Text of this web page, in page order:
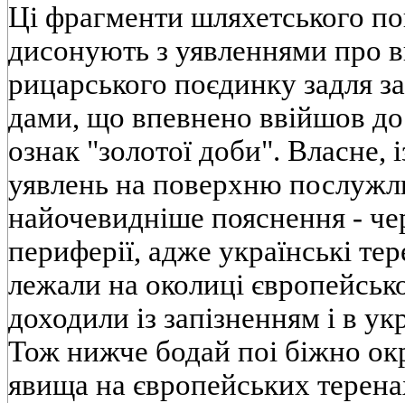
Ці фрагменти шляхетського
дисонують з уявленнями про
рицарського поєдинку задля
дами, що впевнено ввійшов до
ознак "золотої доби". Власне,
уявлень на поверхню
найочевидніше пояснення -
периферії, адже українські
лежали на околиці
доходили із запізненням і в
Тож нижче бодай поі біжно
явища на європейських